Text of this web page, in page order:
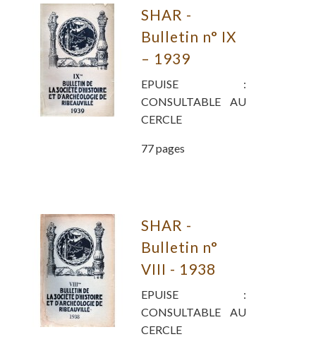
SHAR -
Bulletin n° IX
– 1939
EPUISE :
CONSULTABLE AU
CERCLE
77 pages
SHAR -
Bulletin n°
VIII - 1938
EPUISE :
CONSULTABLE AU
CERCLE